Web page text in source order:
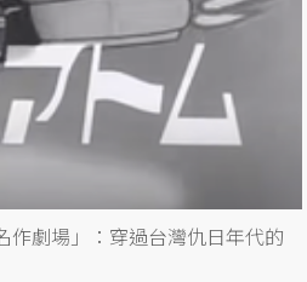
作劇場」：穿過台灣仇日年代的